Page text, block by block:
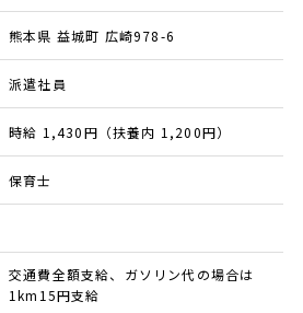
熊本県 益城町 広崎978-6
派遣社員
時給 1,430円（扶養内 1,200円）
保育士
交通費全額支給、ガソリン代の場合は
1km15円支給